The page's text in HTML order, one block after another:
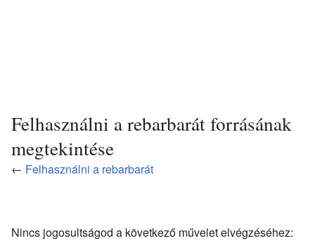
Felhasználni a rebarbarát forrásának
megtekintése
← Felhasználni a rebarbarát
Nincs jogosultságod a következő művelet elvégzéséhez: